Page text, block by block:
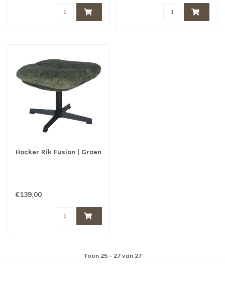
Hocker Rik Fusion | Groen
€139,00
Toon 25 - 27 van 27